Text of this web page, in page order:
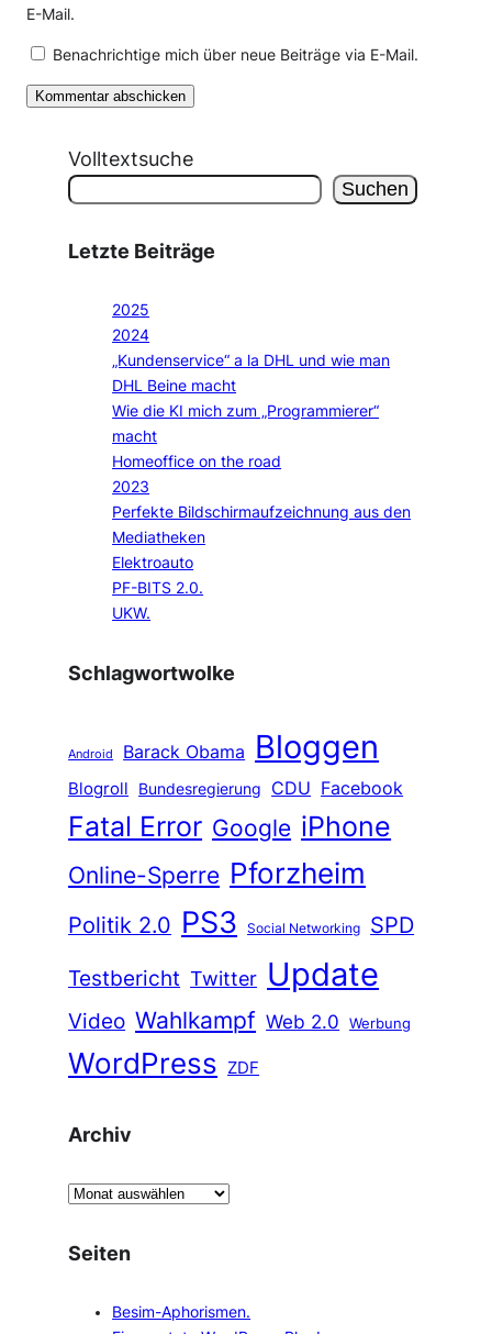
E-Mail.
Benachrichtige mich über neue Beiträge via E-Mail.
Volltextsuche
Suchen
Letzte Beiträge
2025
2024
„Kundenservice“ a la DHL und wie man
DHL Beine macht
Wie die KI mich zum „Programmierer“
macht
Homeoffice on the road
2023
Perfekte Bildschirmaufzeichnung aus den
Mediatheken
Elektroauto
PF-BITS 2.0.
UKW.
Schlagwortwolke
Android Barack Obama Bloggen
Blogroll Bundesregierung CDU Facebook
Fatal Error Google iPhone
Online-Sperre Pforzheim
Politik 2.0 PS3 Social Networking
SPD
Testbericht Twitter Update
Video Wahlkampf Web 2.0 Werbung
WordPress ZDF
Archiv
A
c
Seiten
Besim-Aphorismen.